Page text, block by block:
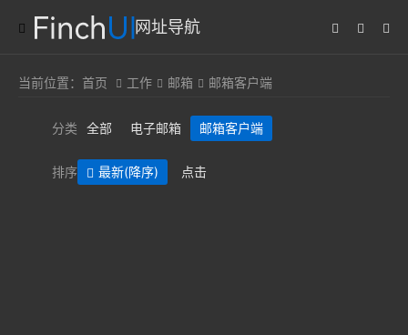
网址导航
当前位置： 首页 工作 邮箱 邮箱客户端
分类 全部 电子邮箱 邮箱客户端
排序 最新(降序) 点击